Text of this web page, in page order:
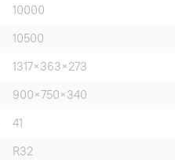
10000
10500
1317×363×273
900×750×340
41
R32